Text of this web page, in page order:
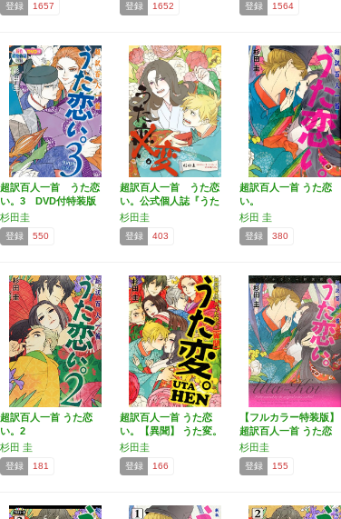
登録 1657 登録 1652 登録 1564
超訳百人一首 うた恋
い。3 DVD付特装版
杉田圭
登録 550
超訳百人一首 うた恋
い。公式個人誌『うた
変。』
杉田圭
登録 403
超訳百人一首 うた恋
い。
杉田 圭
登録 380
超訳百人一首 うた恋
い。2
杉田 圭
登録 181
超訳百人一首 うた恋
い。【異聞】 うた変。
杉田圭
登録 166
【フルカラー特装版】
超訳百人一首 うた恋
い。
杉田圭
登録 155